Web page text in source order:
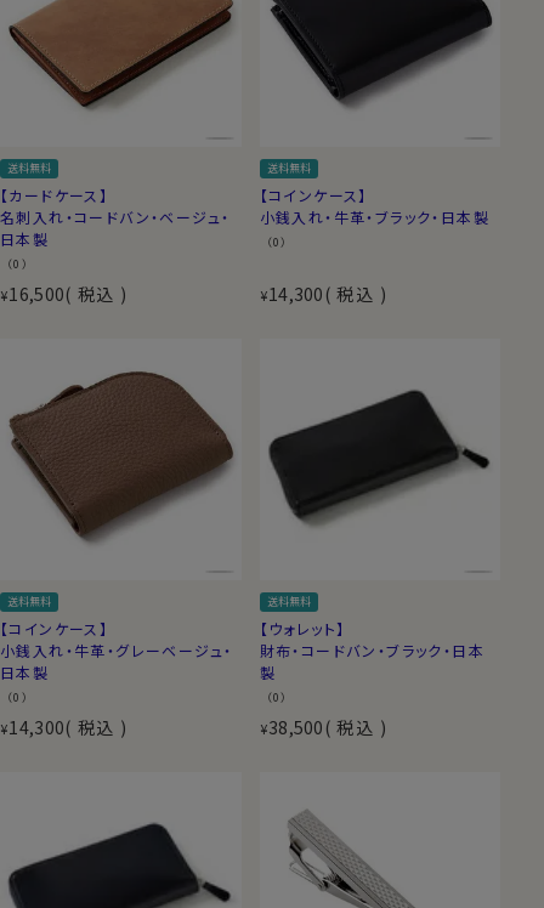
送料無料
【カードケース】
名刺入れ・コードバン・ベージュ・
日本製
（0）
¥16,500 税込
送料無料
【コインケース】
小銭入れ・牛革・ブラック・日本製
（0）
¥14,300 税込
送料無料
【コインケース】
小銭入れ・牛革・グレーベージュ・
日本製
（0）
¥14,300 税込
送料無料
【ウォレット】
財布・コードバン・ブラック・日本
製
（0）
¥38,500 税込